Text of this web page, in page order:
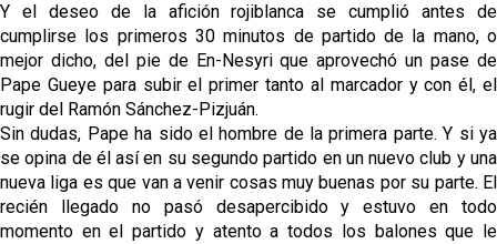
Y el deseo de la afición rojiblanca se cumplió antes de
cumplirse los primeros 30 minutos de partido de la mano, o
mejor dicho, del pie de En-Nesyri que aprovechó un pase de
Pape Gueye para subir el primer tanto al marcador y con él, el
rugir del Ramón Sánchez-Pizjuán.
Sin dudas, Pape ha sido el hombre de la primera parte. Y si ya
se opina de él así en su segundo partido en un nuevo club y una
nueva liga es que van a venir cosas muy buenas por su parte. El
recién llegado no pasó desapercibido y estuvo en todo
momento en el partido y atento a todos los balones que le